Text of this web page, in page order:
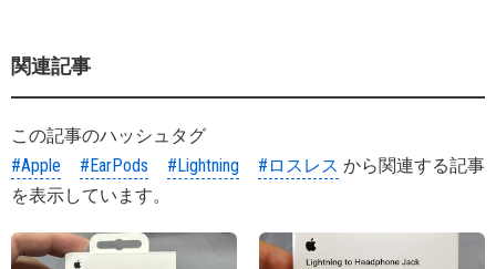
関連記事
この記事のハッシュタグ
#Apple
#EarPods #Lightning #ロスレス から関連する記事
を表示しています。